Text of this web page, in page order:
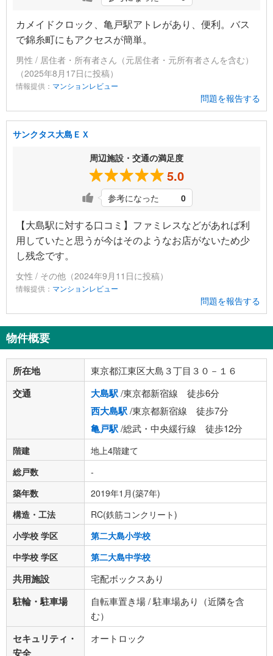
カメイドクロック、亀戸駅アトレがあり、便利。バス
で錦糸町にもアクセスが簡単。
男性 / 居住者・所有者さん（元居住者・元所有者さんを含む）
（2025年8月17日に投稿）
情報提供： マンションレビュー
問題を報告する
サンクタス大島ＥＸ
周辺施設・交通の満足度
5.0
参考になった 0
【大島駅に対する口コミ】ファミレスなどがあれば利
用していたと思うが今はそのようなお店がないため少
し残念です。
女性 / その他（2024年9月11日に投稿）
情報提供： マンションレビュー
問題を報告する
物件概要
所在地 東京都江東区大島３丁目３０－１６
交通 大島駅/東京都新宿線 徒歩6分
西大島駅/東京都新宿線 徒歩7分
亀戸駅/総武・中央緩行線 徒歩12分
階建
地上4階建て
総戸数
-
築年数
2019年1月(築7年)
構造・工法
RC(鉄筋コンクリート)
小学校 学区
第二大島小学校
中学校 学区
第二大島中学校
共用施設 宅配ボックスあり
駐輪・駐車場
自転車置き場 / 駐車場あり（近隣を含
む）
セキュリティ・
安全
オートロック